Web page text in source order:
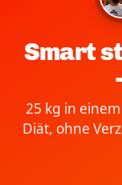
Smart
25 kg in
Diät, ohne